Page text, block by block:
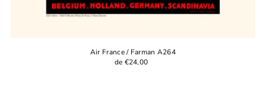
Air France / Farman A264
de €24,00